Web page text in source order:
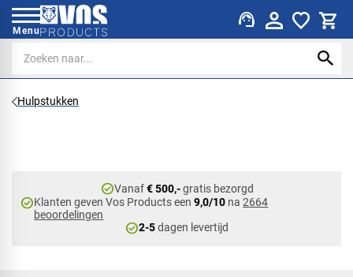
Menu support_agent
Hulpstukken
check_circleVanaf€ 500,-gratis bezorgd
check_circleKlanten geven Vos Products een9,0/10 na2664
beoordelingen
check_circle2-5dagen levertijd